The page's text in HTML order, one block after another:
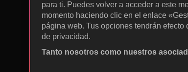
para ti. Puedes volver a acceder a este
momento haciendo clic en el enlace
página web. Tus opciones tendrán
de privacidad.
Tanto nosotros como nuestros